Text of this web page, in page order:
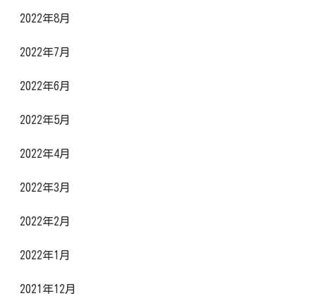
2022年8月
2022年7月
2022年6月
2022年5月
2022年4月
2022年3月
2022年2月
2022年1月
2021年12月